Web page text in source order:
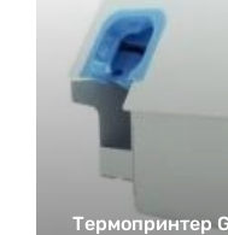
Термопринтер